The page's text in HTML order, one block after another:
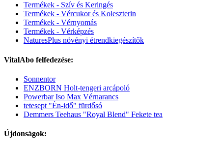
Termékek - Szív és Keringés
Termékek - Vércukor és Koleszterin
Termékek - Vérnyomás
Termékek - Vérképzés
NaturesPlus növényi étrendkiegészítők
VitalAbo felfedezése:
Sonnentor
ENZBORN Holt-tengeri arcápoló
Powerbar Iso Max Vérnarancs
tetesept "Én-idő" fürdősó
Demmers Teehaus "Royal Blend" Fekete tea
Újdonságok: